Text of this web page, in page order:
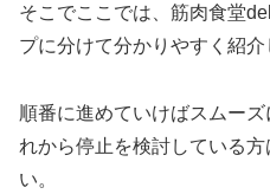
そこでここでは、筋肉食堂
プに分けて分かりやすく紹介
順番に進めていけばスムー
れから停止を検討している
い。